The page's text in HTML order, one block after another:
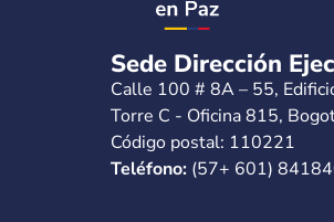
Sede Dirección
Calle 100 # 8A – 55,
Torre C - Oficina 815,
Código postal: 110221
Teléfono: (57+ 601)